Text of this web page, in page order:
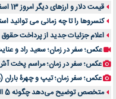
قیمت دلار و ارزهای دیگر امروز 13 اسفند
کنسروها را تا چه زمانی می توانید
اعلام جزئیات جدید از پرداخت حقوق
عکس؛ سفر در زمان؛ سعید راد و
عکس؛ سفر در زمان؛ مراسم پخت
عکس؛ سفر زمان؛ تیپ و چهرۀ باران
متخصص توضیح می‌دهد چگونه 5 الکترولیت ضروری را از غذاهای طبیعی دریافت کنید